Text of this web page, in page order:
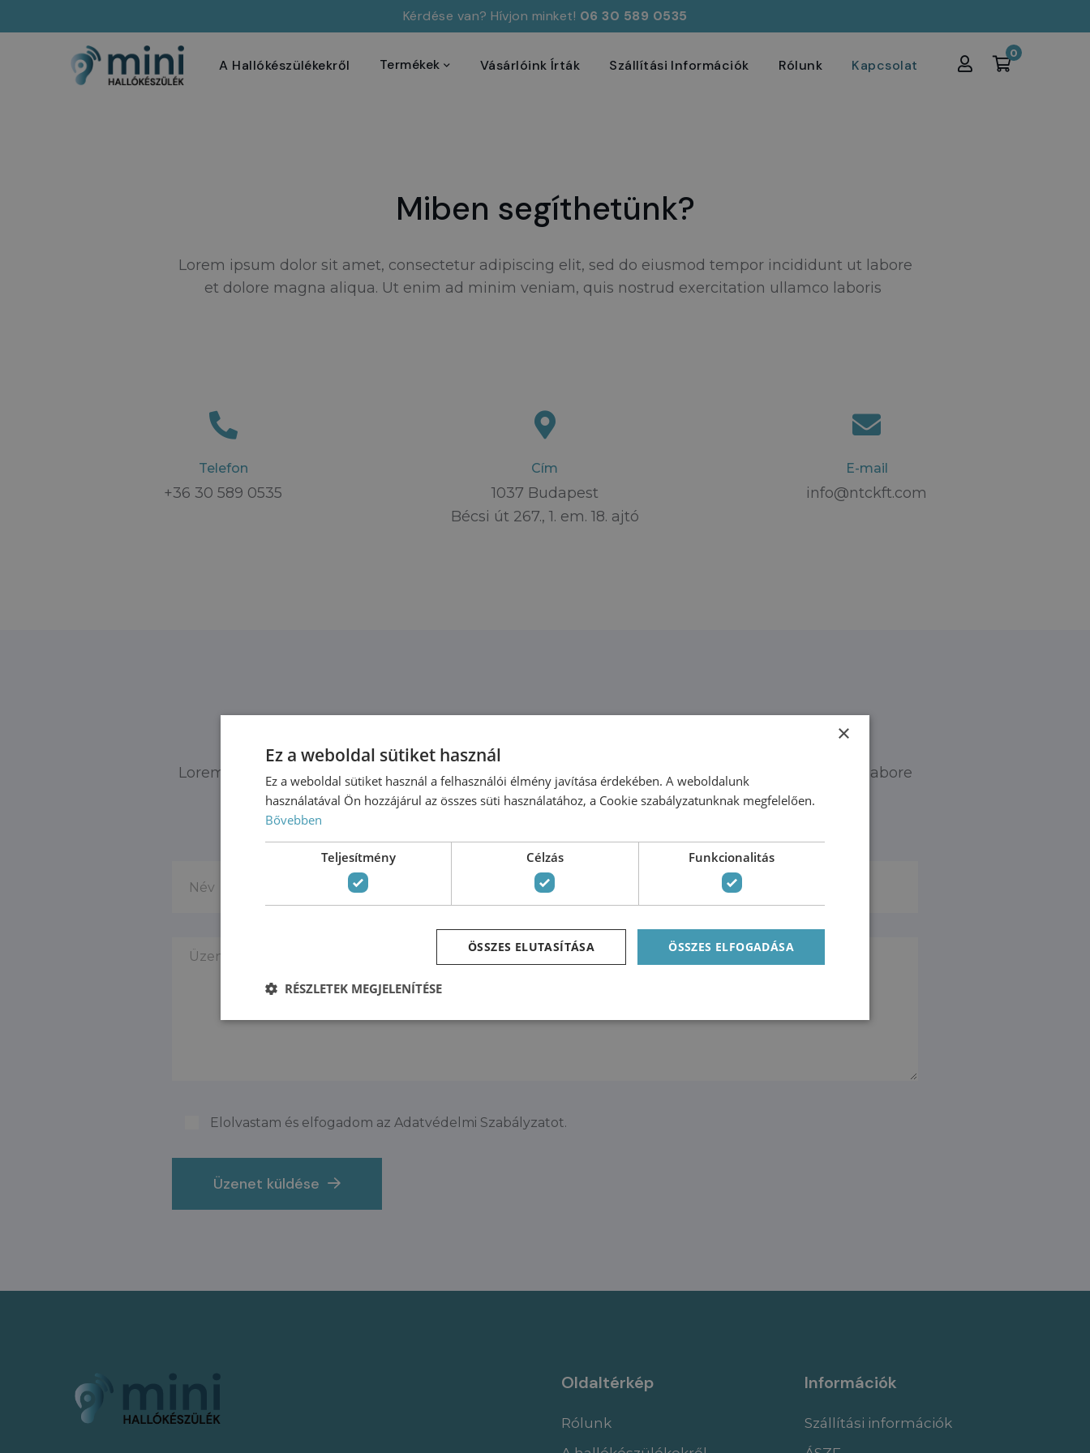
Kérdése van? Hívjon minket! 06 30 589 0535
A Hallókészülékekről Termékek Vásárlóink Írták Szállítási Információk Rólunk Kapcsolat
0
Miben segíthetünk?
Lorem ipsum dolor sit amet, consectetur adipiscing elit, sed do eiusmod tempor incididunt ut labore
et dolore magna aliqua. Ut enim ad minim veniam, quis nostrud exercitation ullamco laboris
Telefon
+36 30 589 0535
Cím
1037 Budapest
Bécsi út 267., 1. em. 18. ajtó
E-mail
info@ntckft.com
Lorem ipsum dolor sit amet, consectetur adipiscing elit, sed do eiusmod tempor incididunt ut labore
et dolore magna aliqua
Elolvastam és elfogadom az Adatvédelmi Szabályzatot.
Üzenet küldése
Oldaltérkép
Rólunk
Információk
Szállítási információk
×
Ez a weboldal sütiket használ
Ez a weboldal sütiket használ a felhasználói élmény javítása érdekében. A weboldalunk
használatával Ön hozzájárul az összes süti használatához, a Cookie szabályzatunknak megfelelően.
Bővebben
Teljesítmény Célzás Funkcionalitás
ÖSSZES ELFOGADÁSA
ÖSSZES ELUTASÍTÁSA
RÉSZLETEK MEGJELENÍTÉSE